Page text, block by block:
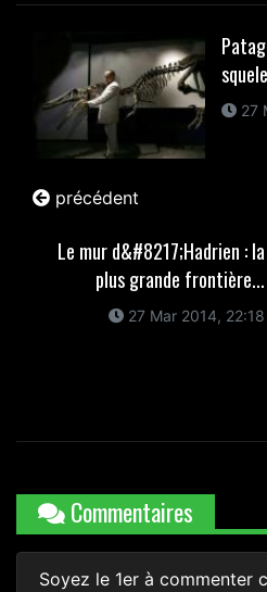
27
précédent
Le mur d&#8217;Hadrien : la
plus grande frontière...
27 Mar 2014, 22:18
Commentaires
Soyez le 1er à commenter